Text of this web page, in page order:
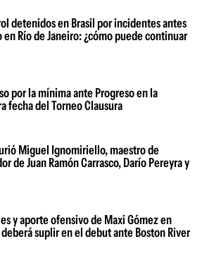
detenidos en Brasil por incidentes antes
Río de Janeiro: ¿cómo puede continuar
por la mínima ante Progreso en la
fecha del Torneo Clausura
Miguel Ignomiriello, maestro de
de Juan Ramón Carrasco, Darío Pereyra y
y aporte ofensivo de Maxi Gómez en
suplir en el debut ante Boston River